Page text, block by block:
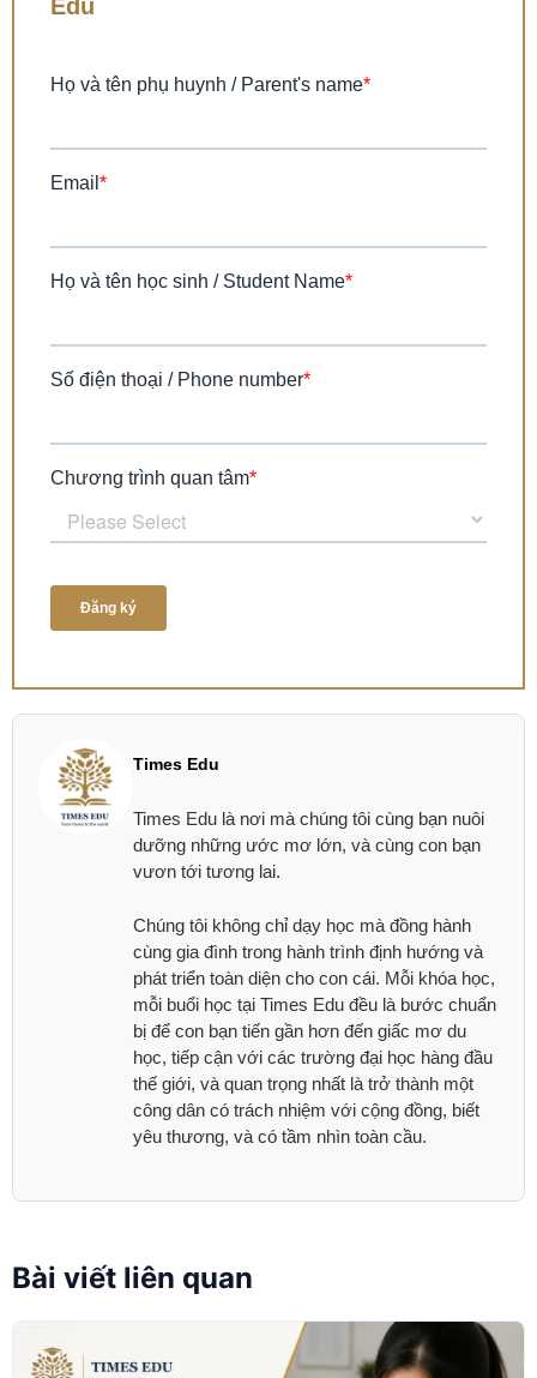
Times Edu
Times Edu là nơi mà chúng tôi cùng bạn nuôi
dưỡng những ước mơ lớn, và cùng con bạn
vươn tới tương lai.
Chúng tôi không chỉ dạy học mà đồng hành
cùng gia đình trong hành trình định hướng và
phát triển toàn diện cho con cái. Mỗi khóa học,
mỗi buổi học tại Times Edu đều là bước chuẩn
bị để con bạn tiến gần hơn đến giấc mơ du
học, tiếp cận với các trường đại học hàng đầu
thế giới, và quan trọng nhất là trở thành một
công dân có trách nhiệm với cộng đồng, biết
yêu thương, và có tầm nhìn toàn cầu.
Bài viết liên quan